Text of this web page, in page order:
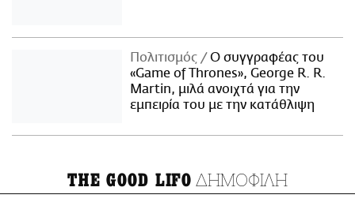
Πολιτισμός
Ο συγγραφέας του
«Game of Thrones», George R. R.
Martin, μιλά ανοιχτά για την
εμπειρία του με την κατάθλιψη
THE GOOD LIFO ΔΗΜΟΦΙΛΗ